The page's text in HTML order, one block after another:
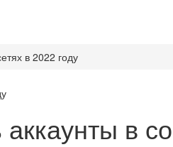
в 2022 году
в